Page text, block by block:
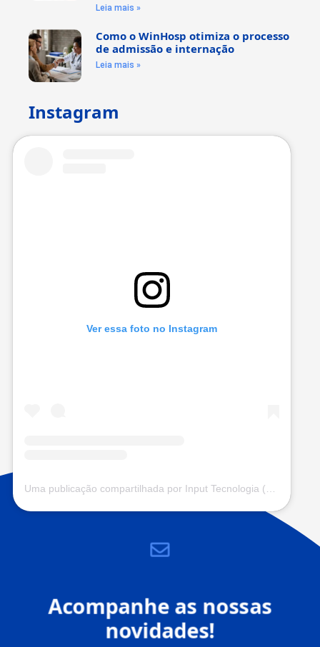
Leia mais »
Como o WinHosp otimiza o processo
de admissão e internação
Leia mais »
Instagram
Ver essa foto no Instagram
Acompanhe as nossas
novidades!